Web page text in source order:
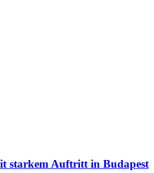
starkem Auftritt in Budapest